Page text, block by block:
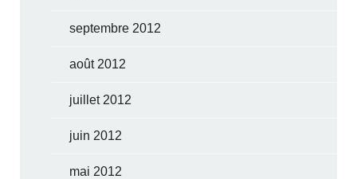
septembre 2012
août 2012
juillet 2012
juin 2012
mai 2012